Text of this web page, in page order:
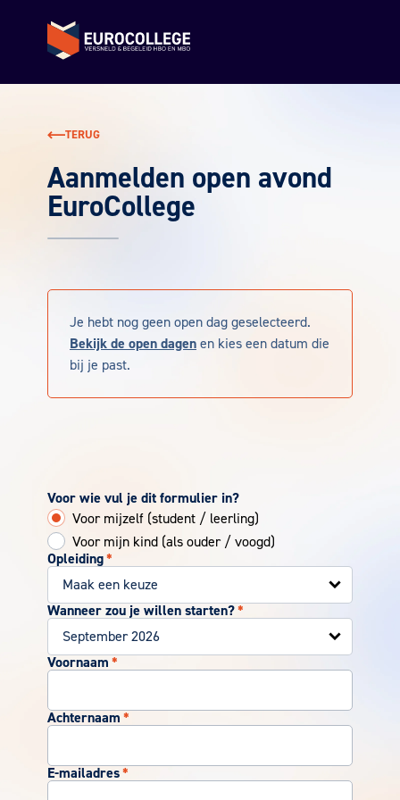
Terug naar de homepage
TERUG
Aanmelden open avond
EuroCollege
Je hebt nog geen open dag geselecteerd.
Bekijk de open dagen en kies een datum die
bij je past.
Voor wie vul je dit formulier in?
Voor mijzelf (student / leerling)
Voor mijn kind (als ouder / voogd)
Opleiding*
Wanneer zou je willen starten?*
Voornaam *
Achternaam *
E-mailadres*